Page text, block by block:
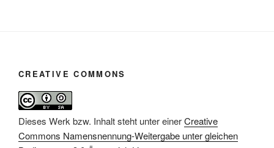
CREATIVE COMMONS
Dieses Werk bzw. Inhalt steht unter einerCreative
Commons Namensnennung-Weitergabe unter gleichen